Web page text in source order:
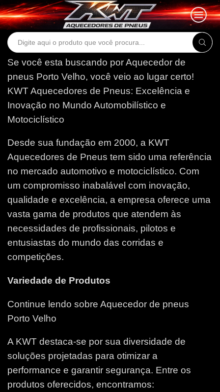
Search
Se você esta buscando por Aquecedor de
pneus Porto Velho, você veio ao lugar certo!
KWT Aquecedores de Pneus: Excelência e
Inovação no Mundo Automobilístico e
Motociclístico
Desde sua fundação em 2000, a KWT
Aquecedores de Pneus tem sido uma referência
no mercado automotivo e motociclístico. Com
um compromisso inabalável com inovação,
qualidade e excelência, a empresa oferece uma
vasta gama de produtos que atendem às
necessidades de profissionais, pilotos e
entusiastas do mundo das corridas e
competições.
Variedade de Produtos
Continue lendo sobre Aquecedor de pneus
Porto Velho
A KWT destaca-se por sua diversidade de
soluções projetadas para otimizar a
performance e garantir segurança. Entre os
produtos oferecidos, encontramos: